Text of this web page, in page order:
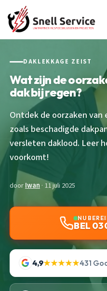
DAKLEKKAGE ZEIST
Wat zijn de
dak bij regen?
Ontdek de oorzaken van
zoals beschadigde
versleten daklood. Leer
voorkomt!
doorIwan · 11 juli 2025
NU
BEL
4,9★★★★★431